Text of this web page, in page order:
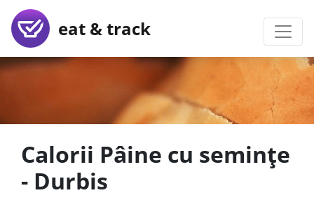
eat & track
Calorii Pâine cu semințe
- Durbis